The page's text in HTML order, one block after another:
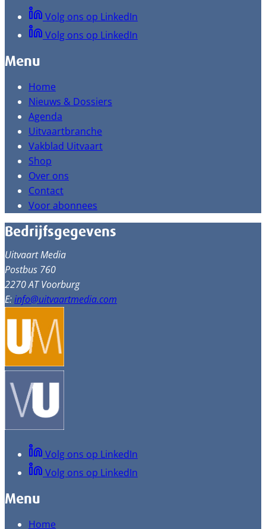
Volg ons op LinkedIn
Volg ons op LinkedIn
Menu
Home
Nieuws & Dossiers
Agenda
Uitvaartbranche
Vakblad Uitvaart
Shop
Over ons
Contact
Voor abonnees
Bedrijfsgegevens
Uitvaart Media
Postbus 760
2270 AT Voorburg
E:info@uitvaartmedia.com
Volg ons op LinkedIn
Volg ons op LinkedIn
Menu
Home